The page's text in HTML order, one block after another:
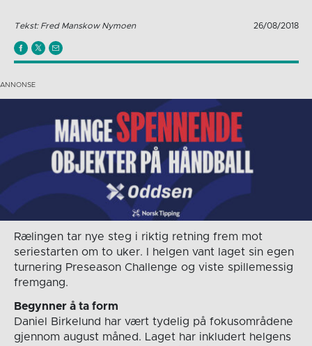
Tekst: Fred Manskow Nymoen 26/08/2018
Rælingen tar nye steg i riktig retning frem mot
seriestarten om to uker. I helgen vant laget sin egen
turnering Preseason Challenge og viste spillemessig
fremgang.
Begynner å ta form
Daniel Birkelund har vært tydelig på fokusområdene
gjennom august måned. Laget har inkludert helgens